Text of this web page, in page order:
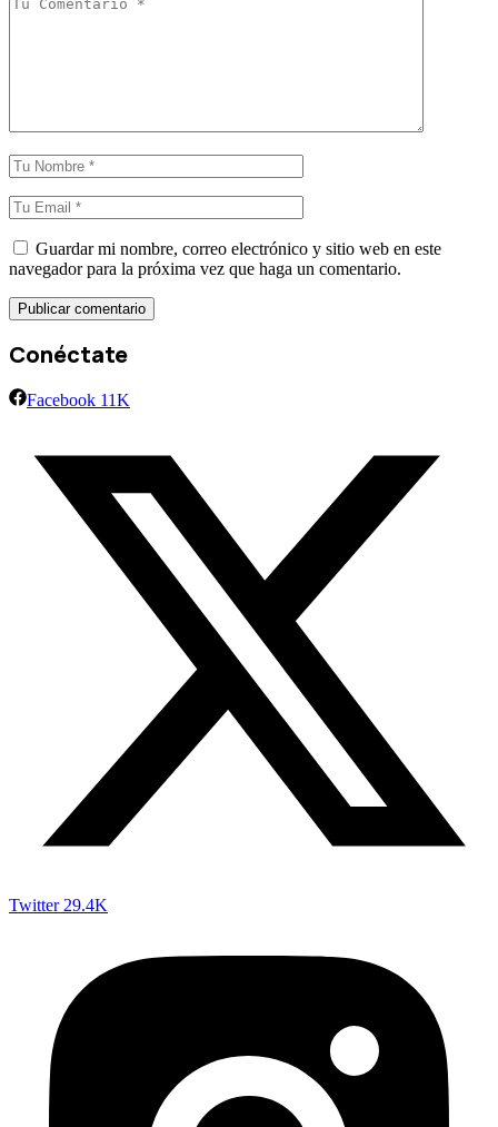
Guardar mi nombre, correo electrónico y sitio web en este
navegador para la próxima vez que haga un comentario.
Conéctate
Facebook 11K
Twitter 29.4K